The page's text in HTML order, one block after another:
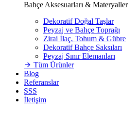
Bahçe Aksesuarları & Materyaller
Dekoratif Doğal Taşlar
Peyzaj ve Bahçe Toprağı
Zirai İlaç, Tohum & Gübre
Dekoratif Bahçe Saksıları
Peyzaj Sınır Elemanları
Tüm Ürünler
Blog
Referanslar
SSS
İletişim